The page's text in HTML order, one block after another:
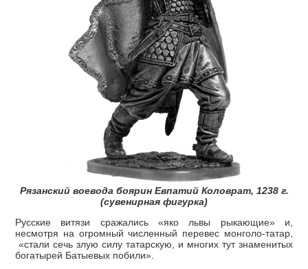
Рязанский воевода боярин Евпатий Коловрат, 1238 г.
(сувенирная фигурка)
Русские витязи сражались «яко львы рыкающие» и,
несмотря на огромный численный перевес монголо-татар,
«стали сечь злую силу татарскую, и многих тут знаменитых
богатырей Батыевых побили».